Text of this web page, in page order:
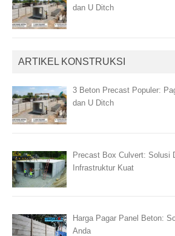
dan U Ditch
ARTIKEL KONSTRUKSI
3 Beton Precast Populer:
dan U Ditch
Precast Box Culvert: Solusi
Infrastruktur Kuat
Harga Pagar Panel Beton:
Anda